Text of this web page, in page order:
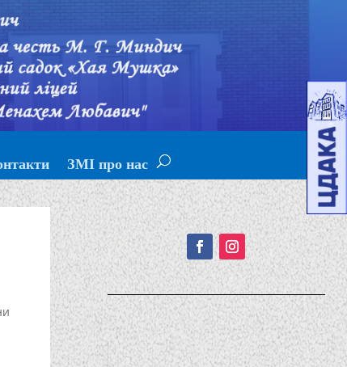
ЗМІ про нас
Подписывайтесь!